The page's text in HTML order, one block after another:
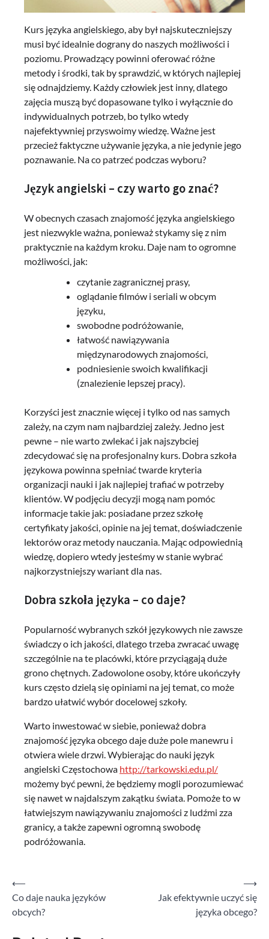
Kurs języka angielskiego, aby był najskuteczniejszy
musi być idealnie dograny do naszych możliwości i
poziomu. Prowadzący powinni oferować różne
metody i środki, tak by sprawdzić, w których najlepiej
się odnajdziemy. Każdy człowiek jest inny, dlatego
zajęcia muszą być dopasowane tylko i wyłącznie do
indywidualnych potrzeb, bo tylko wtedy
najefektywniej przyswoimy wiedzę. Ważne jest
przecież faktyczne używanie języka, a nie jedynie jego
poznawanie. Na co patrzeć podczas wyboru?
Język angielski – czy warto go znać?
W obecnych czasach znajomość języka angielskiego
jest niezwykle ważna, ponieważ stykamy się z nim
praktycznie na każdym kroku. Daje nam to ogromne
możliwości, jak:
czytanie zagranicznej prasy,
oglądanie filmów i seriali w obcym
języku,
swobodne podróżowanie,
łatwość nawiązywania
międzynarodowych znajomości,
podniesienie swoich kwalifikacji
(znalezienie lepszej pracy).
Korzyści jest znacznie więcej i tylko od nas samych
zależy, na czym nam najbardziej zależy. Jedno jest
pewne – nie warto zwlekać i jak najszybciej
zdecydować się na profesjonalny kurs. Dobra szkoła
językowa powinna spełniać twarde kryteria
organizacji nauki i jak najlepiej trafiać w potrzeby
klientów. W podjęciu decyzji mogą nam pomóc
informacje takie jak: posiadane przez szkołę
certyfikaty jakości, opinie na jej temat, doświadczenie
lektorów oraz metody nauczania. Mając odpowiednią
wiedzę, dopiero wtedy jesteśmy w stanie wybrać
najkorzystniejszy wariant dla nas.
Dobra szkoła języka – co daje?
Popularność wybranych szkół językowych nie zawsze
świadczy o ich jakości, dlatego trzeba zwracać uwagę
szczególnie na te placówki, które przyciągają duże
grono chętnych. Zadowolone osoby, które ukończyły
kurs często dzielą się opiniami na jej temat, co może
bardzo ułatwić wybór docelowej szkoły.
Warto inwestować w siebie, ponieważ dobra
znajomość języka obcego daje duże pole manewru i
otwiera wiele drzwi. Wybierając do nauki język
angielski Częstochowa http://tarkowski.edu.pl/
możemy być pewni, że będziemy mogli porozumiewać
się nawet w najdalszym zakątku świata. Pomoże to w
łatwiejszym nawiązywaniu znajomości z ludźmi zza
granicy, a także zapewni ogromną swobodę
podróżowania.
Nawigacja
wpisu
⟵
Co daje nauka języków
obcych?
Jak efektywnie uczyć się
języka obcego?
⟶